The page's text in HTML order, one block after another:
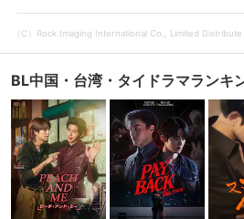
購入明細 ４ヵ月分の
Myクーポン
現在獲得済み
ます。
（C）Rock Imaging International Co., Limited Distribute
BL中国・台湾・タイドラマランキ